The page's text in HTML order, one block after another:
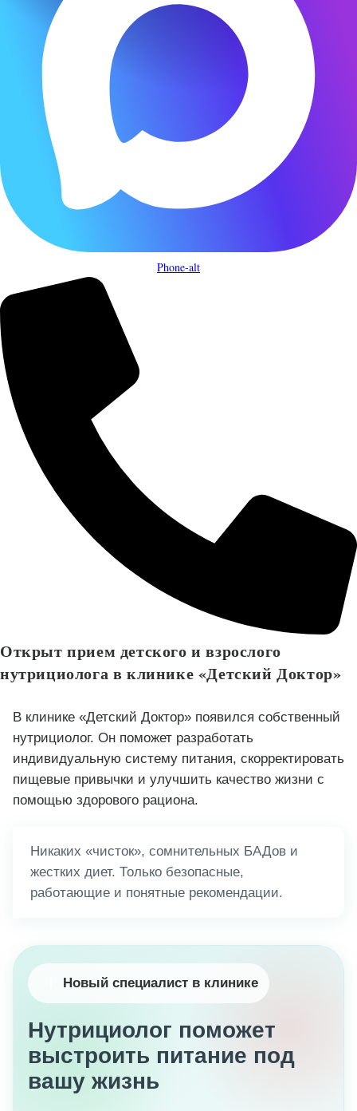
Phone-alt
Открыт прием детского и взрослого
нутрициолога в клинике «Детский Доктор»
В клинике «Детский Доктор» появился собственный
нутрициолог. Он поможет разработать
индивидуальную систему питания, скорректировать
пищевые привычки и улучшить качество жизни с
помощью здорового рациона.
Никаких «чисток», сомнительных БАДов и
жестких диет. Только безопасные,
работающие и понятные рекомендации.
Новый специалист в клинике
Нутрициолог поможет
выстроить питание под
вашу жизнь